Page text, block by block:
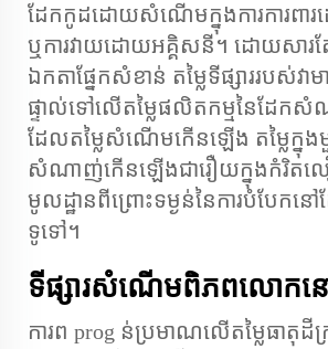
ដែកកូដដោយសំណើមក្នុងការការពារ
ឬការវាយដោយអគ្គិសនី។ ដោយសារ
ឯកតាផ្នែកសំខាន់ តម្លៃទីផ្សាររបស់វ
ផ្ទាល់ទៅលើតម្លៃផលិតកម្មនៃដែក
ដែលតម្លៃសំណើមកើនឡើង តម្លៃក្នុ
សំណាញ់កើនឡើងជារឿយក្នុងកំរិតលឿ
មូលដ្ឋានពីព្រោះទម្ងន់នៃការបំបែកនៅ
ទូទៅ។
ទីផ្សារសំណើមពិភពលោកនៅ
ការព prog ន់ប្រមាណ​លើ​តម្លៃធាតុដី